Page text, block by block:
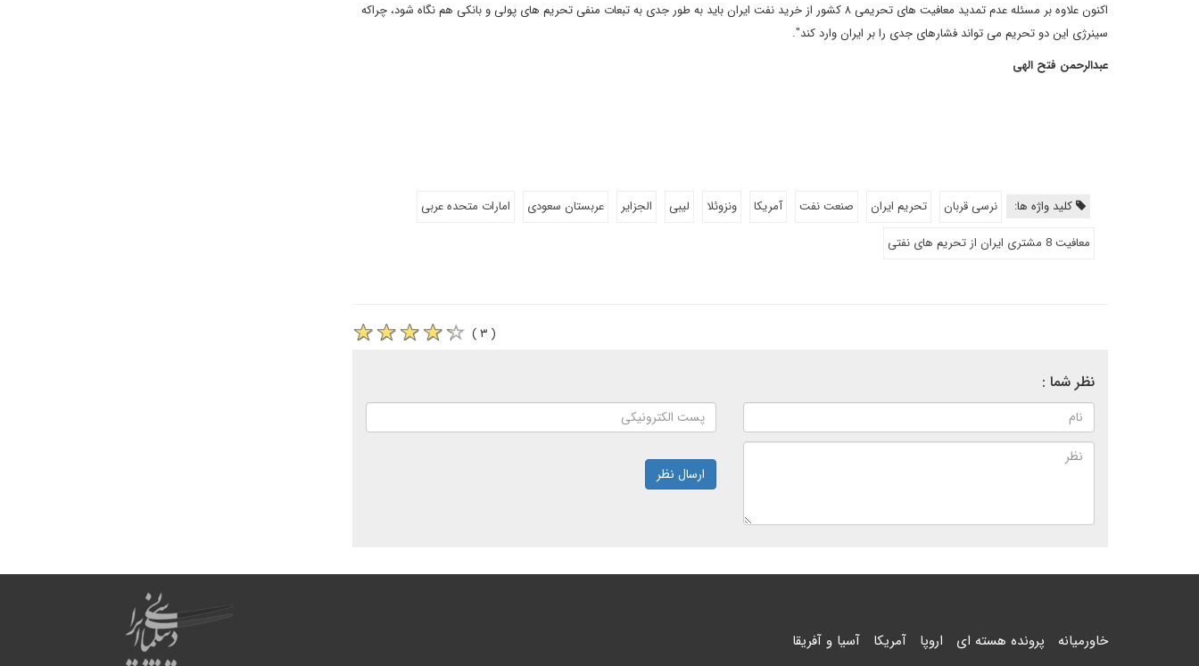
اکنون علاوه بر مسئله عدم تمدید معافیت های تحریمی ۸ کشور از خرید نفت ایران باید به طور جدی به تبعات منفی تحریم های پولی و بانکی هم نگاه شود، چراکه
سینرژی این دو تحریم می تواند فشارهای جدی را بر ایران وارد کند".
عبدالرحمن فتح الهی
کلید واژه ها: نرسی قربان تحریم ایران صنعت نفت آمریکا ونزوئلا لیبی الجزایر عربستان سعودی
امارات متحده عربی
معافیت 8 مشتری ایران از تحریم های نفتی
( ۳ )
نظر شما :
ارسال نظر
خاورمیانه پرونده هسته ای اروپا آمریکا آسیا و آفریقا